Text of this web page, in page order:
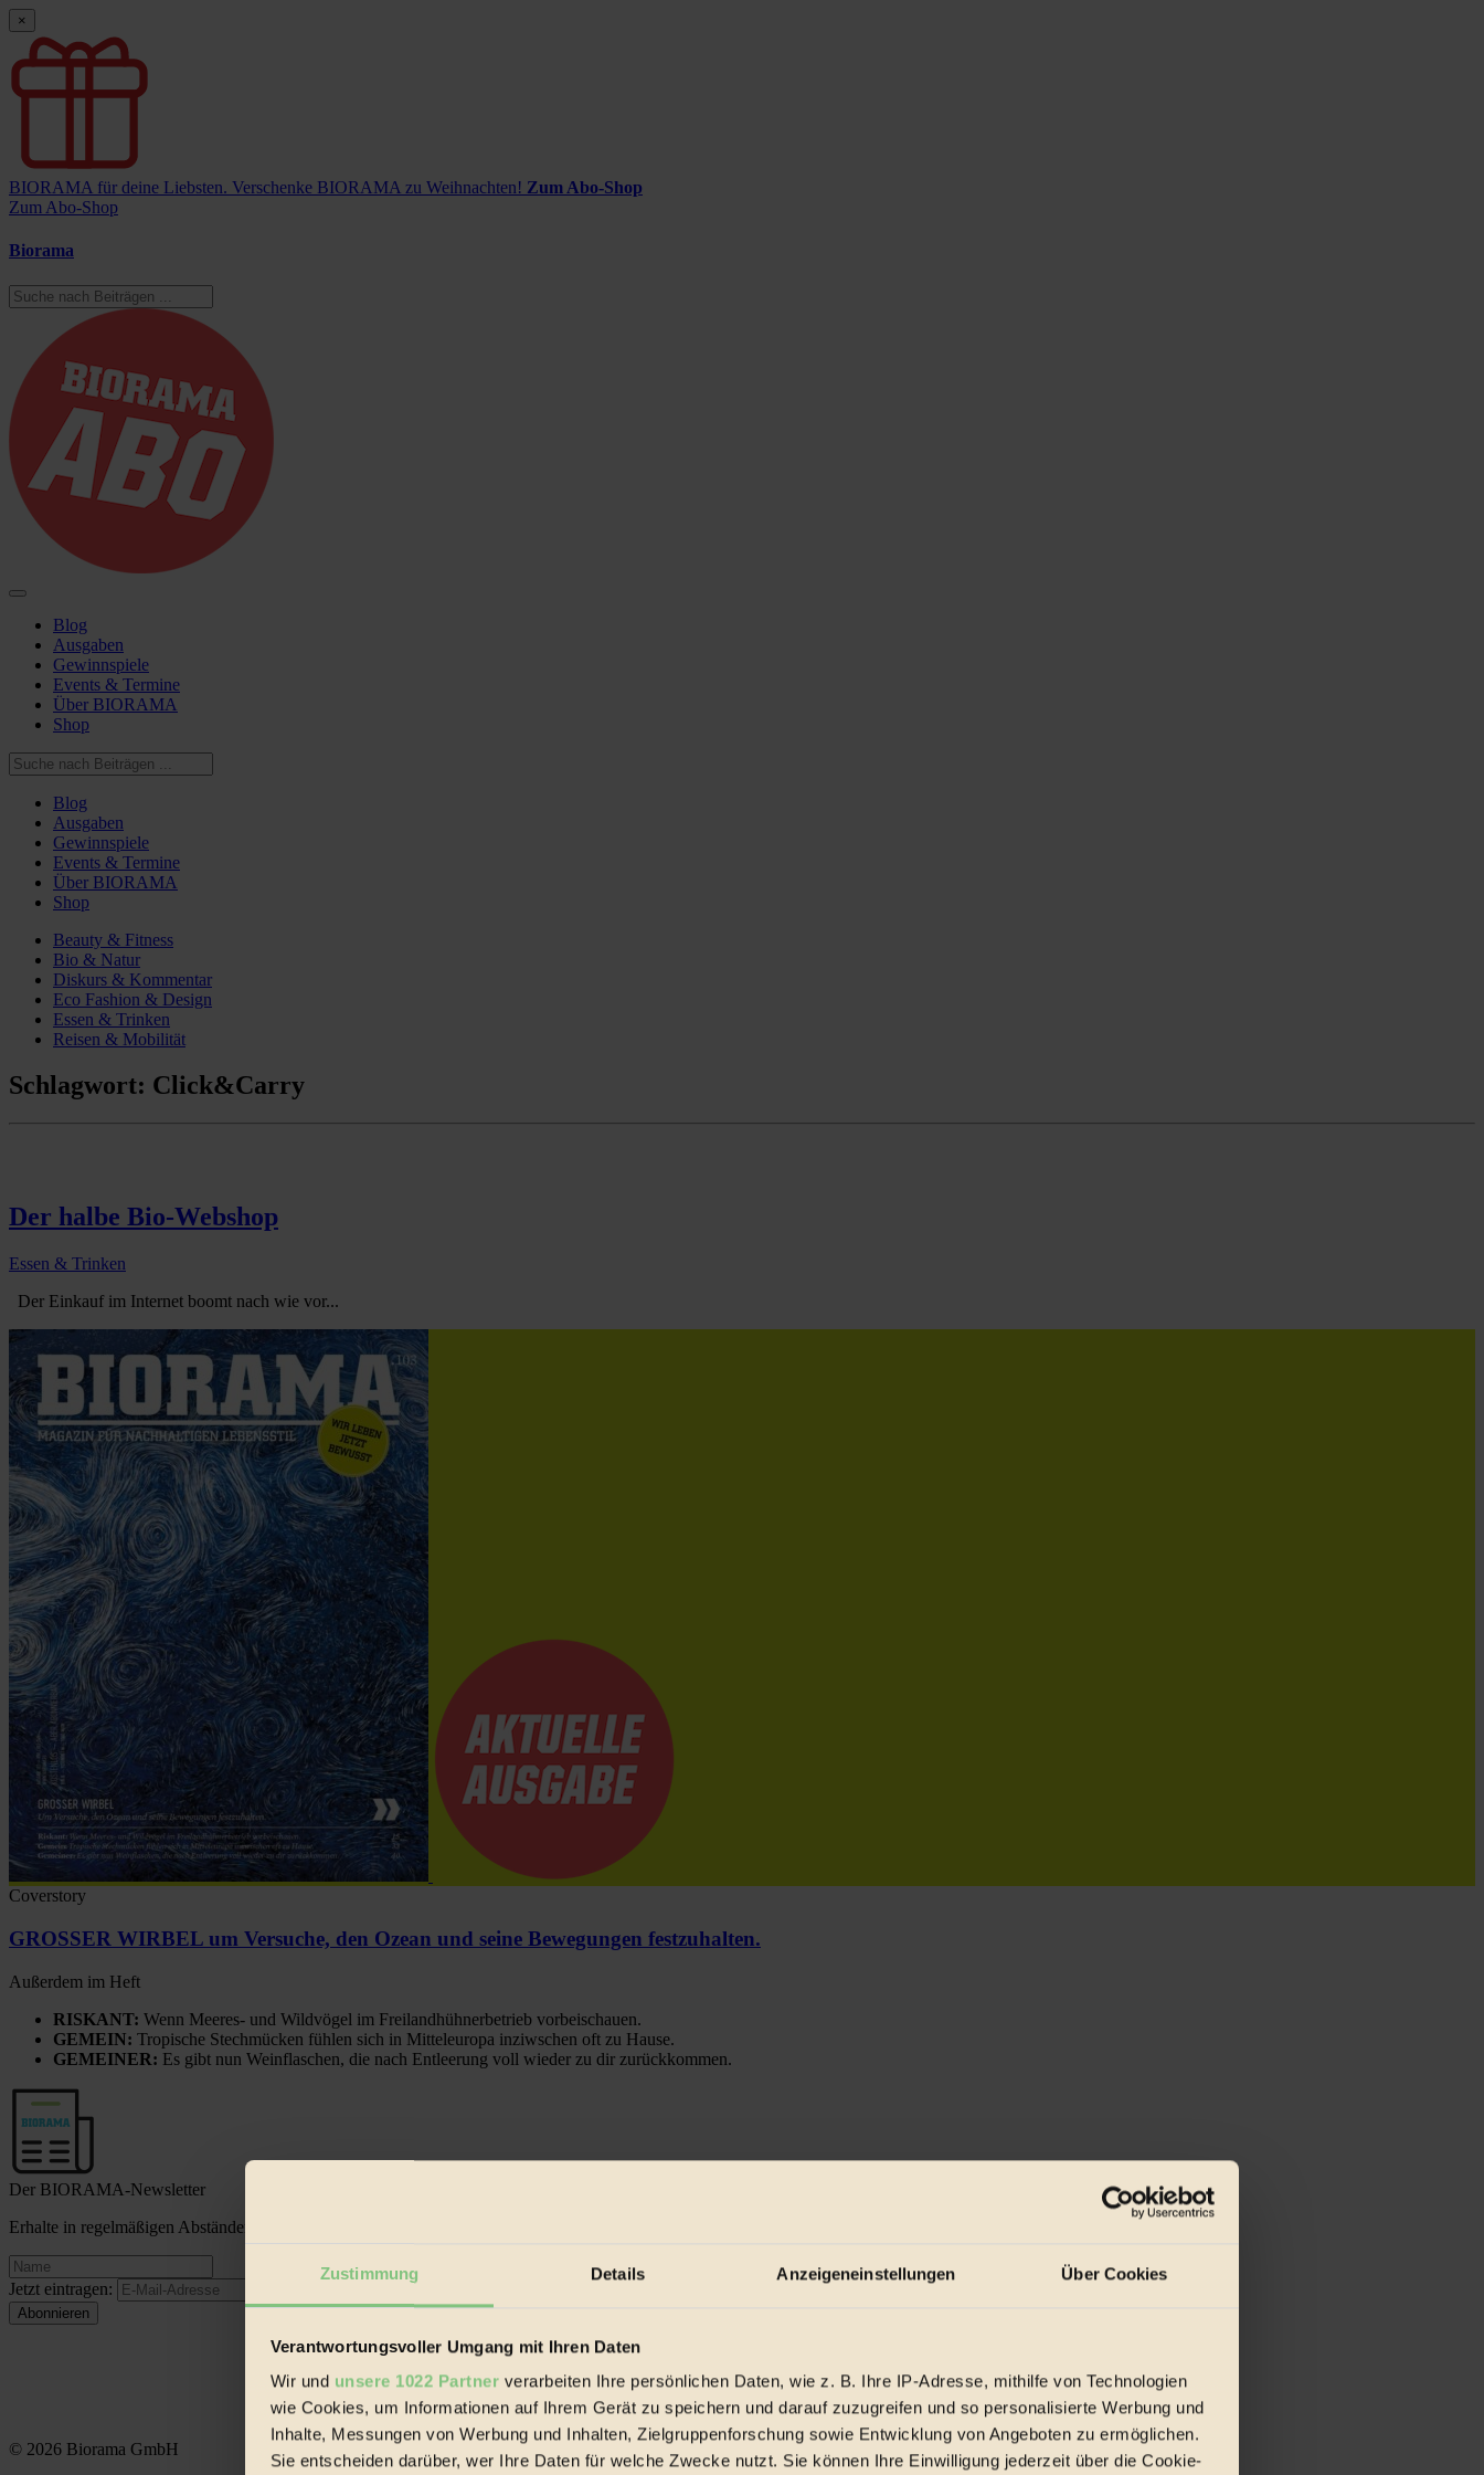
Zustimmung Details Anzeigeneinstellungen Über Cookies
Verantwortungsvoller Umgang mit Ihren Daten
Wir und unsere 1022 Partner verarbeiten Ihre persönlichen Daten, wie z. B. Ihre IP-Adresse, mithilfe von Technologien
wie Cookies, um Informationen auf Ihrem Gerät zu speichern und darauf zuzugreifen und so personalisierte Werbung und
Inhalte, Messungen von Werbung und Inhalten, Zielgruppenforschung sowie Entwicklung von Angeboten zu ermöglichen.
Sie entscheiden darüber, wer Ihre Daten für welche Zwecke nutzt. Sie können Ihre Einwilligung jederzeit über die Cookie-
×
BIORAMA für deine Liebsten. Verschenke BIORAMA zu Weihnachten! Zum Abo-Shop
Zum Abo-Shop
Biorama
Blog
Ausgaben
Gewinnspiele
Events & Termine
Über BIORAMA
Shop
Blog
Ausgaben
Gewinnspiele
Events & Termine
Über BIORAMA
Shop
Beauty & Fitness
Bio & Natur
Diskurs & Kommentar
Eco Fashion & Design
Essen & Trinken
Reisen & Mobilität
Schlagwort: Click&Carry
Der halbe Bio-Webshop
Essen & Trinken
Der Einkauf im Internet boomt nach wie vor...
Coverstory
GROSSER WIRBEL um Versuche, den Ozean und seine Bewegungen festzuhalten.
Außerdem im Heft
RISKANT: Wenn Meeres- und Wildvögel im Freilandhühnerbetrieb vorbeischauen.
GEMEIN: Tropische Stechmücken fühlen sich in Mitteleuropa inziwschen oft zu Hause.
GEMEINER: Es gibt nun Weinflaschen, die nach Entleerung voll wieder zu dir zurückkommen.
Der BIORAMA-Newsletter
Erhalte in regelmäßigen Abständen die aktuellsten Artikel, Gewinnspiele & Ausgaben übersichtlich aufbereitet vom BIORAMA-Magazin per E-Mail.
Jetzt eintragen:
© 2026 Biorama GmbH